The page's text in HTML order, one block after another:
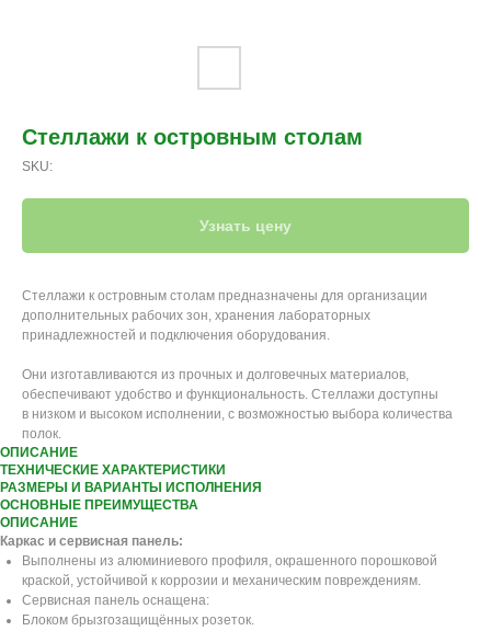
Стеллажи к островным столам
SKU:
Узнать цену
Стеллажи к островным столам предназначены для организации
дополнительных рабочих зон, хранения лабораторных
принадлежностей и подключения оборудования.
Они изготавливаются из прочных и долговечных материалов,
обеспечивают удобство и функциональность. Стеллажи доступны
в низком и высоком исполнении, с возможностью выбора количества
полок.
ОПИСАНИЕ
ТЕХНИЧЕСКИЕ ХАРАКТЕРИСТИКИ
РАЗМЕРЫ И ВАРИАНТЫ ИСПОЛНЕНИЯ
ОСНОВНЫЕ ПРЕИМУЩЕСТВА
ОПИСАНИЕ
Каркас и сервисная панель:
Выполнены из алюминиевого профиля, окрашенного порошковой
краской, устойчивой к коррозии и механическим повреждениям.
Сервисная панель оснащена:
Блоком брызгозащищённых розеток.